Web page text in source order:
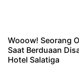
Wooow! Seorang
Saat Berduaan
Hotel Salatiga